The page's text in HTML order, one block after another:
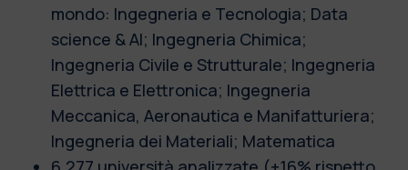
mondo: Ingegneria e Tecnologia; Data
science & AI; Ingegneria Chimica;
Ingegneria Civile e Strutturale; Ingegneria
Elettrica e Elettronica; Ingegneria
Meccanica, Aeronautica e Manifatturiera;
Ingegneria dei Materiali; Matematica